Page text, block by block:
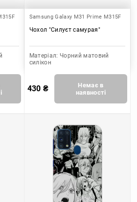
Samsung Galaxy M31 Prime M315F
Чохол "Силуєт самурая"
Матеріал: Чорний матовий
силікон
430 ₴
Немає в
наявності